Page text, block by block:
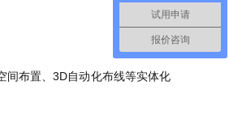
间布置、3D自动化布线等实体化
试用申请
报价咨询